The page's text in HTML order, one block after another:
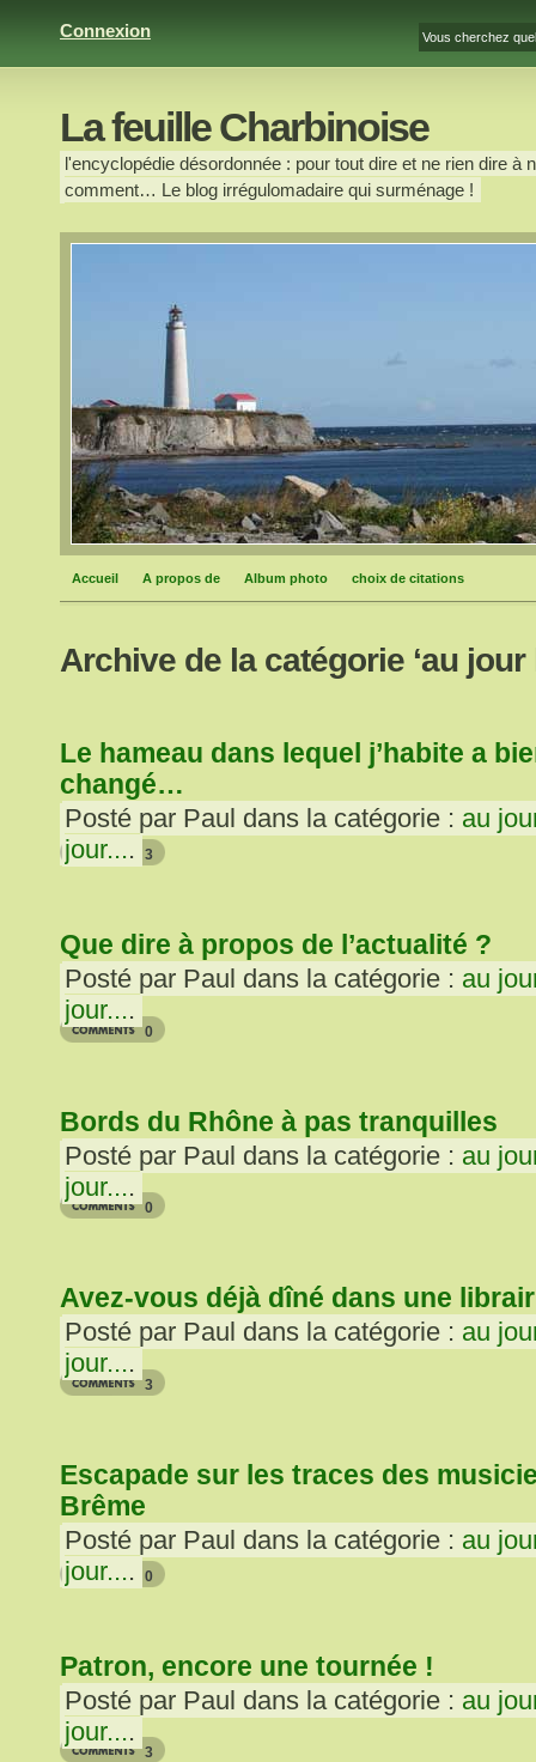
Connexion
La feuille Charbinoise
l'encyclopédie désordonnée : pour tout dire et ne rien dire
comment… Le blog irrégulomadaire qui surménage !
Accueil A propos de Album photo choix de citations
Archive de la catégorie ‘au
Le hameau dans lequel j’habite a
changé…
Posté par Paul dans la catégorie : au
jour.... 3
Que dire à propos de l’actualité ?
Posté par Paul dans la catégorie : au
jour....
0
Bords du Rhône à pas tranquilles
Posté par Paul dans la catégorie : au
jour....
0
Avez-vous déjà dîné dans une
Posté par Paul dans la catégorie : au
jour....
3
Escapade sur les traces des
Brême
Posté par Paul dans la catégorie : au
jour.... 0
Patron, encore une tournée !
Posté par Paul dans la catégorie : au
jour....
3